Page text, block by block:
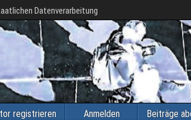
Datenverarbeitung
registrieren Anmelden Beiträge